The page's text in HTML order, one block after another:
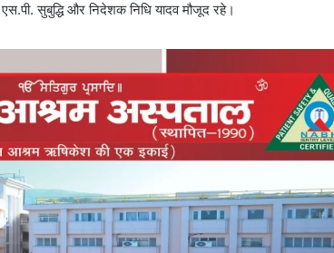
सुबुद्धि और निदेशक निधि यादव मौजूद रहे।